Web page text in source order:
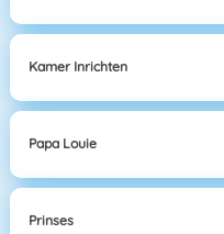
Kamer Inrichten
Papa Louie
Prinses